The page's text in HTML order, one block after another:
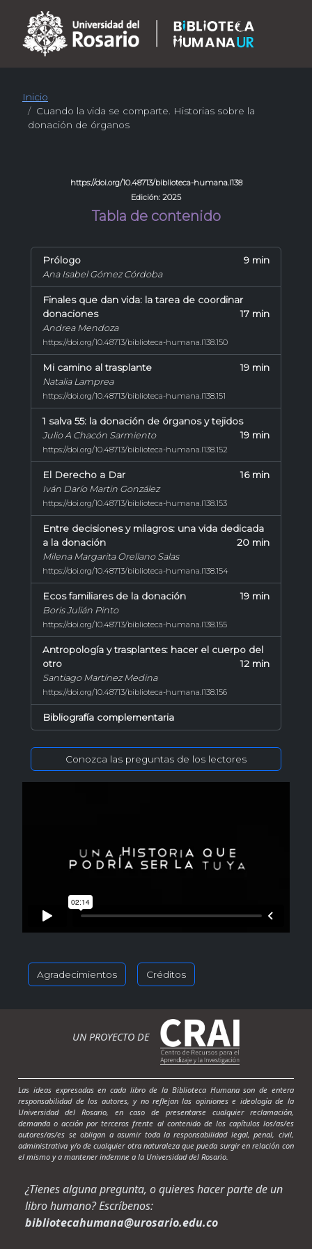
Inicio
Cuando la vida se comparte. Historias sobre la
donación de órganos
https://doi.org/10.48713/biblioteca-humana.l138
Edición: 2025
Tabla de contenido
Prólogo 9 min
Ana Isabel Gómez Córdoba
Finales que dan vida: la tarea de coordinar
donaciones
17 min
Andrea Mendoza
https://doi.org/10.48713/biblioteca-humana.l138.150
Mi camino al trasplante 19 min
Natalia Lamprea
https://doi.org/10.48713/biblioteca-humana.l138.151
1 salva 55: la donación de órganos y tejidos
19 min
Julio A Chacón Sarmiento
https://doi.org/10.48713/biblioteca-humana.l138.152
El Derecho a Dar 16 min
Iván Darío Martin González
https://doi.org/10.48713/biblioteca-humana.l138.153
Entre decisiones y milagros: una vida dedicada
a la donación
20 min
Milena Margarita Orellano Salas
https://doi.org/10.48713/biblioteca-humana.l138.154
Ecos familiares de la donación 19 min
Boris Julián Pinto
https://doi.org/10.48713/biblioteca-humana.l138.155
Antropología y trasplantes: hacer el cuerpo del
otro
12 min
Santiago Martínez Medina
https://doi.org/10.48713/biblioteca-humana.l138.156
Bibliografía complementaria
Conozca las preguntas de los lectores
Agradecimientos Créditos
UN PROYECTO DE
Las ideas expresadas en cada libro de la Biblioteca Humana son de entera
responsabilidad de los autores, y no reflejan las opiniones e ideología de la
Universidad del Rosario, en caso de presentarse cualquier reclamación,
demanda o acción por terceros frente al contenido de los capítulos los/as/es
autores/as/es se obligan a asumir toda la responsabilidad legal, penal, civil,
administrativa y/o de cualquier otra naturaleza que pueda surgir en relación con
el mismo y a mantener indemne a la Universidad del Rosario.
¿Tienes alguna pregunta, o quieres hacer parte de un
libro humano? Escríbenos:
bibliotecahumana@urosario.edu.co